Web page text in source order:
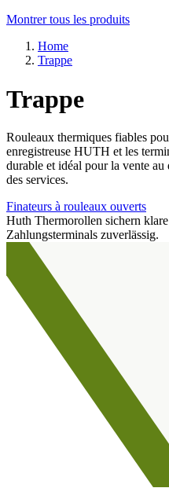
Montrer tous les produits
Home
Trappe
Trappe
Rouleaux thermiques fiables
enregistreuse HUTH et les
durable et idéal pour la vente
des services.
Finateurs à rouleaux ouverts
Huth Thermorollen sichern
Zahlungsterminals zuverlässig.